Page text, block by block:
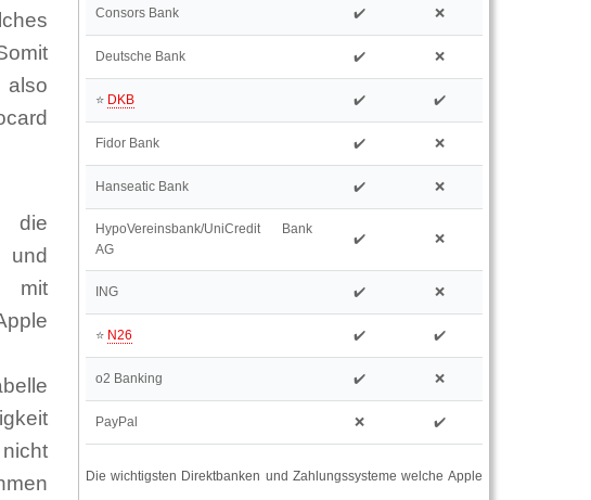
Consors Bank ✔️ ❌
Deutsche Bank ✔️ ❌
⭐ DKB ✔️ ✔️
Fidor Bank ✔️ ❌
Hanseatic Bank ✔️ ❌
HypoVereinsbank/UniCredit Bank
AG
✔️ ❌
ING ✔️ ❌
⭐ N26 ✔️ ✔️
o2 Banking ✔️ ❌
PayPal ❌ ✔️
Die wichtigsten Direktbanken und Zahlungssysteme welche Apple
also
die
mit